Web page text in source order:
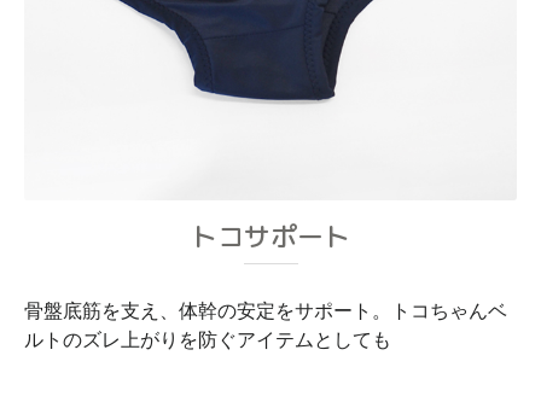
トコサポート
骨盤底筋を支え、体幹の安定をサポート。トコちゃんベ
ルトのズレ上がりを防ぐアイテムとしても